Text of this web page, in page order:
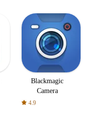
Blackmagic
Camera
4.9